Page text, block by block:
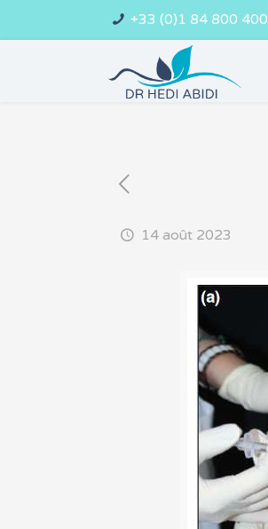
+33 (0)1 84 800 400
14 août 2023